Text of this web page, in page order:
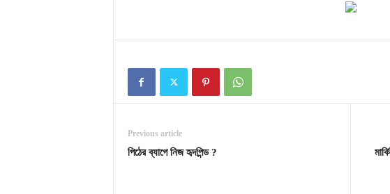
Previous article
পিঠের ব্যাগে নিজ হৃদপিন্ড ?